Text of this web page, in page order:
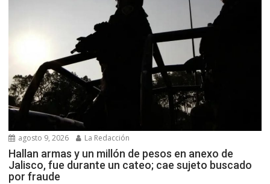
agosto 9, 2026 La Redacción
Hallan armas y un millón de pesos en anexo de
Jalisco, fue durante un cateo; cae sujeto buscado
por fraude